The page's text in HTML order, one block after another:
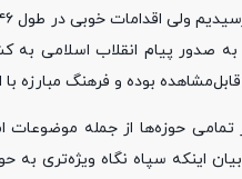
صدور پیام انقلاب اسلامی به
بوده و فرهنگ مبارزه
تمامی حوزه‌ها از جمله
اینکه سپاه نگاه ویژه‌تری به